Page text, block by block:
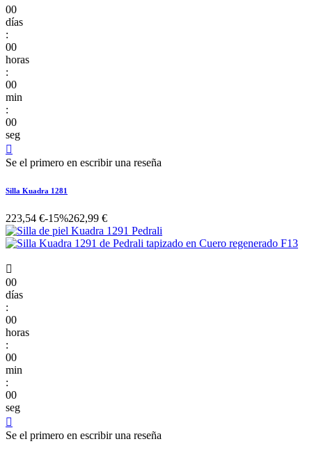
00
días
:
00
horas
:
00
min
:
00
seg

Se el primero en escribir una reseña
Silla Kuadra 1281
223,54 €-15%262,99 €

00
días
:
00
horas
:
00
min
:
00
seg

Se el primero en escribir una reseña